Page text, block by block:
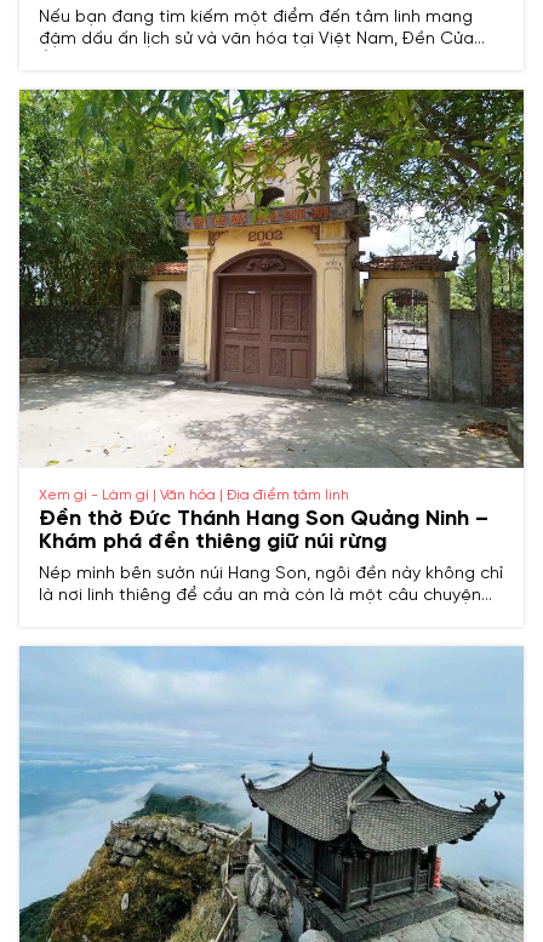
Nếu bạn đang tìm kiếm một điểm đến tâm linh mang
đậm dấu ấn lịch sử và văn hóa tại Việt Nam, Đền Cửa
kính mà còn gắn liền với những câu chuyện truyền thuyết
đầy ý nghĩa về thời nhà Trần.
Xem gì - Làm gì | Văn hóa | Địa điểm tâm linh
Đền thờ Đức Thánh Hang Son Quảng Ninh –
Khám phá đền thiêng giữ núi rừng
Nép mình bên sườn núi Hang Son, ngôi đền này không chỉ
là nơi linh thiêng để cầu an mà còn là một câu chuyện
dẫn lối bạn qua những giấc mơ yên bình và những truyền